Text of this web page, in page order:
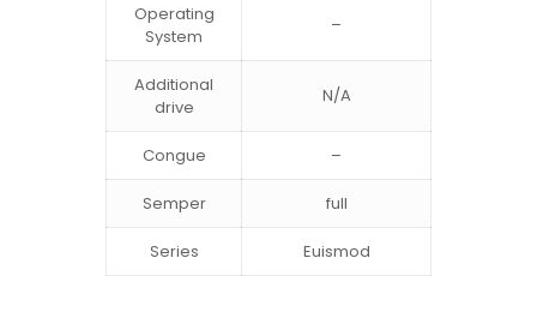
Operating
System
–
Additional
drive
N/A
Congue –
Semper full
Series Euismod